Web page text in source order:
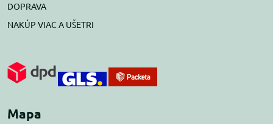
DOPRAVA
NAKÚP VIAC A UŠETRI
Mapa